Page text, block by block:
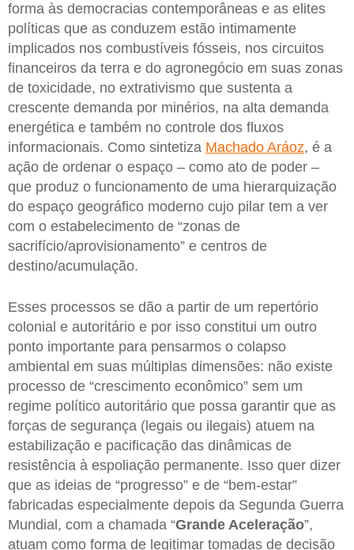
forma às democracias contemporâneas e as elites
políticas que as conduzem estão intimamente
implicados nos combustíveis fósseis, nos circuitos
financeiros da terra e do agronegócio em suas zonas
de toxicidade, no extrativismo que sustenta a
crescente demanda por minérios, na alta demanda
energética e também no controle dos fluxos
informacionais. Como sintetiza Machado Aráoz, é a
ação de ordenar o espaço – como ato de poder –
que produz o funcionamento de uma hierarquização
do espaço geográfico moderno cujo pilar tem a ver
com o estabelecimento de “zonas de
sacrifício/aprovisionamento” e centros de
destino/acumulação.
Esses processos se dão a partir de um repertório
colonial e autoritário e por isso constitui um outro
ponto importante para pensarmos o colapso
ambiental em suas múltiplas dimensões: não existe
processo de “crescimento econômico” sem um
regime político autoritário que possa garantir que as
forças de segurança (legais ou ilegais) atuem na
estabilização e pacificação das dinâmicas de
resistência à espoliação permanente. Isso quer dizer
que as ideias de “progresso” e de “bem-estar”
fabricadas especialmente depois da Segunda Guerra
Mundial, com a chamada “Grande Aceleração”,
atuam como forma de legitimar tomadas de decisão